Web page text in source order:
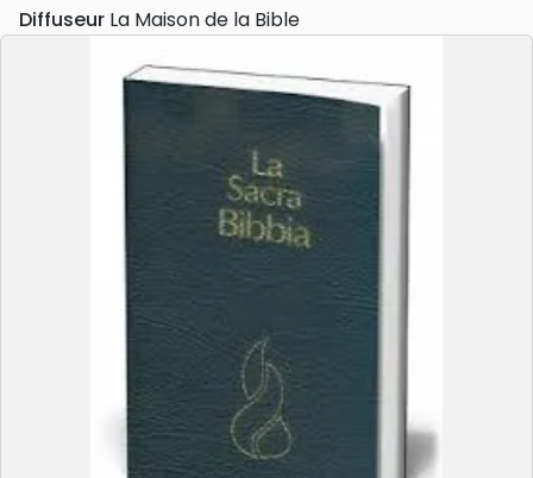
Diffuseur La Maison de la Bible